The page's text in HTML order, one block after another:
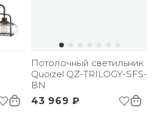
Потолочный светильник
Quoizel QZ-TRILOGY-SFS-
BN
43 969 ₽